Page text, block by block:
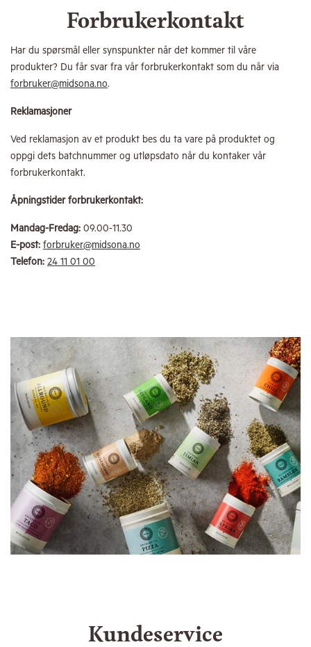
Forbrukerkontakt
Har du spørsmål eller synspunkter når det kommer til våre
produkter? Du får svar fra vår forbrukerkontakt som du når via
forbruker@midsona.no.
Reklamasjoner
Ved reklamasjon av et produkt bes du ta vare på produktet og
oppgi dets batchnummer og utløpsdato når du kontaker vår
forbrukerkontakt.
Åpningstider forbrukerkontakt:
Mandag-Fredag: 09.00-11.30
E-post: forbruker@midsona.no
Telefon: 24 11 01 00
Kundeservice